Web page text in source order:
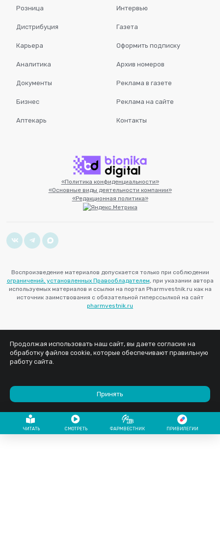
«Политика конфиденциальности»
«Основные виды деятельности компании»
«Редакционная политика»
Розница
Дистрибуция
Карьера
Аналитика
Документы
Бизнес
Аптекарь
Интервью
Газета
Оформить подписку
Архив номеров
Реклама в газете
Реклама на сайте
Контакты
Воспроизведение материалов допускается только при соблюдении
ограничений, установленных Правообладателем, при указании автора
используемых материалов и ссылки на портал Pharmvestnik.ru как на
источник заимствования с обязательной гиперссылкой на сайт
pharmvestnik.ru
Продолжая использовать наш сайт, вы даете согласие на
обработку файлов cookie, которые обеспечивают правильную
работу сайта.
Принять
ЧИТАТЬ СМОТРЕТЬ ФАРМВЕСТНИК ПРИВИЛЕГИИ